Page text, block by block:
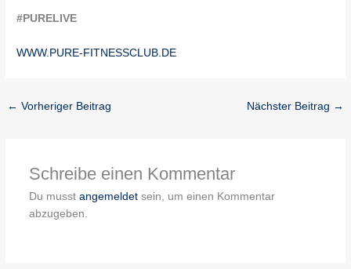
#PURELIVE
WWW.PURE-FITNESSCLUB.DE
← Vorheriger Beitrag Nächster Beitrag →
Schreibe einen Kommentar
Du musst angemeldetsein, um einen Kommentar
abzugeben.